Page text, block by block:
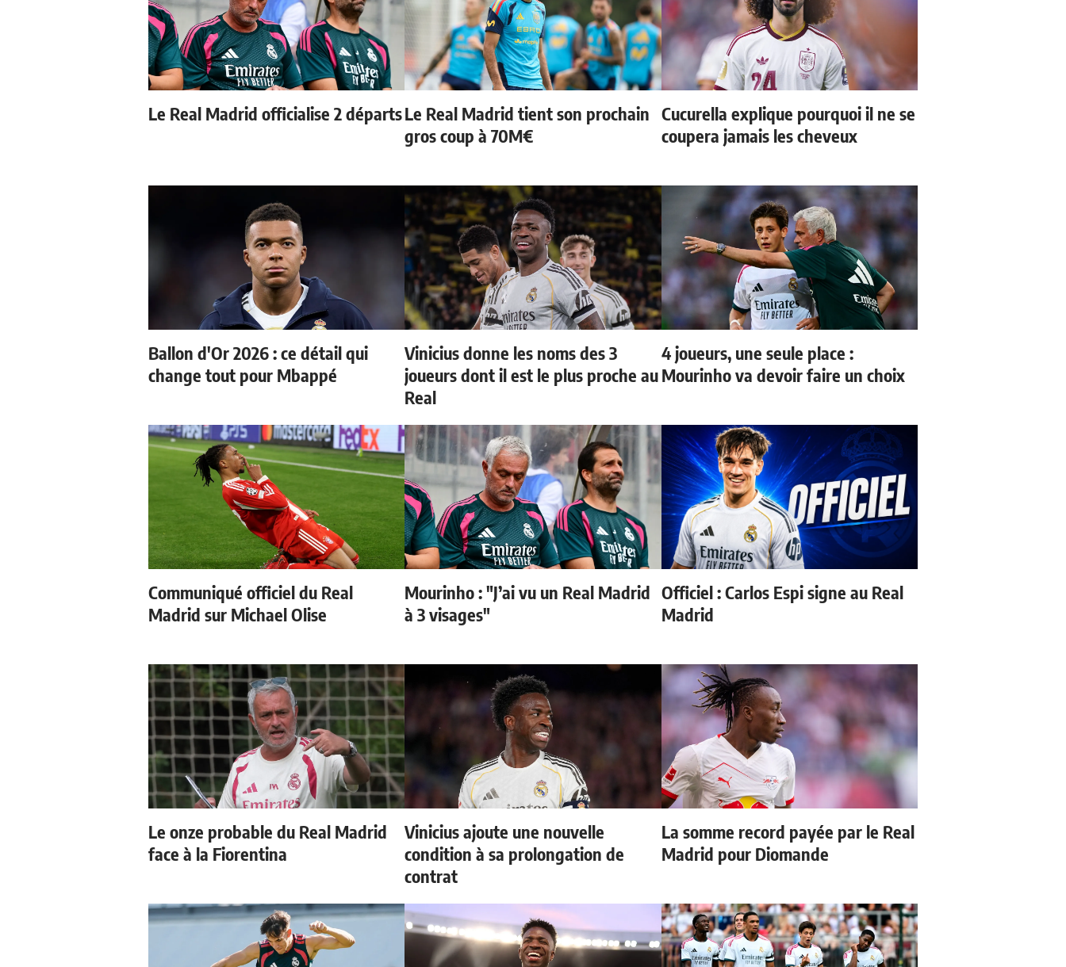
Le Real Madrid officialise 2 départsLe Real Madrid tient son prochain
gros coup à 70M€
Cucurella explique pourquoi il ne se
coupera jamais les cheveux
Ballon d'Or 2026 : ce détail qui
change tout pour Mbappé
Vinicius donne les noms des 3
joueurs dont il est le plus proche au
Real
4 joueurs, une seule place :
Mourinho va devoir faire un choix
Communiqué officiel du Real
Madrid sur Michael Olise
Mourinho : "J’ai vu un Real Madrid
à 3 visages"
Officiel : Carlos Espi signe au Real
Madrid
Le onze probable du Real Madrid
face à la Fiorentina
Vinicius ajoute une nouvelle
condition à sa prolongation de
contrat
La somme record payée par le Real
Madrid pour Diomande